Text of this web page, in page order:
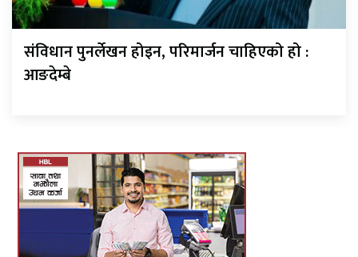
संविधान पुनर्लेखन होइन, परिमार्जन चाहिएको हो :
आङदेम्बे